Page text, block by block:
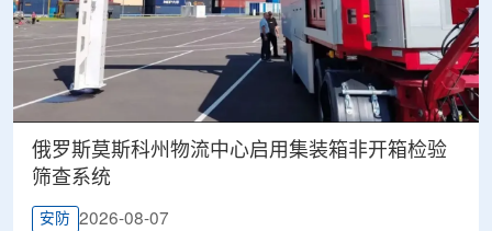
俄罗斯莫斯科州物流中心启用集装箱非开箱检验
筛查系统
安防 2026-08-07